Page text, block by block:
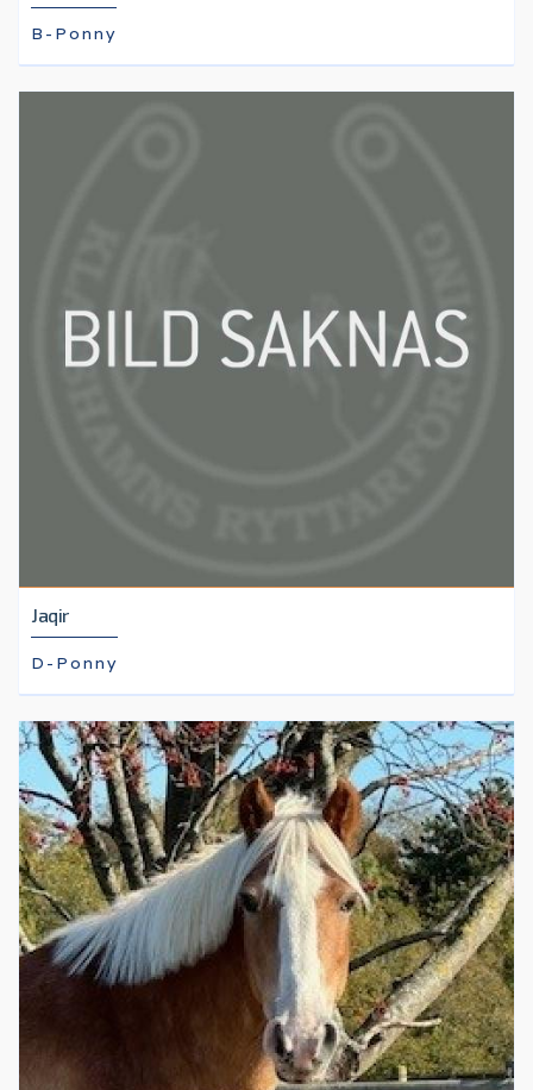
B-Ponny
Jaqir
D-Ponny